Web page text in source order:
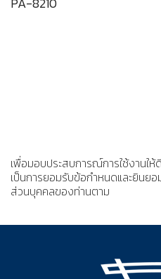
เพื่อมอบประสบการณ์การใช้งานให้
เป็นการยอมรับข้อกำหนดและยินย
ส่วนบุคคลของท่านตาม